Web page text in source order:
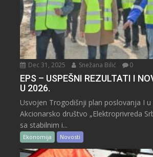
Dec 31, 2025 Snežana Bilić 0
EPS – USPEŠNI REZULTATI I
U 2026.
Usvojen Trogodišnji plan poslovanja I u
Akcionarsko društvo „Elektroprivreda
sa stabilnim i...
Ekonomija Novosti